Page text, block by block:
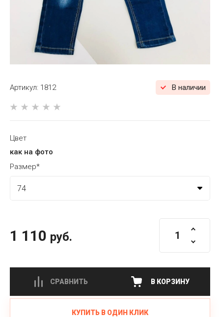
Артикул: 1812 В наличии
Цвет
как на фото
Размер*
1 110 руб.
СРАВНИТЬ В КОРЗИНУ
КУПИТЬ В ОДИН КЛИК